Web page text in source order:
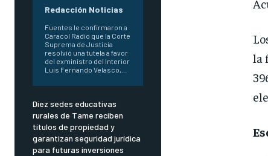
Redacción Noticias
Fuentes le confirmaron a
Caracol Radio que la Corte
Suprema de Justicia
resolvió una tutela a favor
del exministro del Interior
Luis Fernando Velasco,...
Diez sedes educativas
rurales de Tame reciben
títulos de propiedad y
garantizan seguridad jurídica
para futuras inversiones
la